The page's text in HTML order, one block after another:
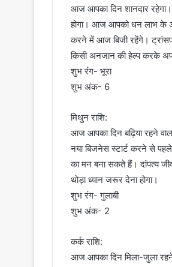
आज आपका दिन शानदार
होगा। आज आपको धन लाभ के
करने में आज बिजी रहेंगे।
किसी अनजान की हेल्प करके
शुभ रंग- भूरा
शुभ अंक- 6
मिथुन राशि:
आज आपका दिन बढ़िया रहने
नया बिजनेस स्टार्ट करने से
का मन बना सकते हैं। दांपत्य
थोड़ा ध्यान जरूर देना होगा।
शुभ रंग- गुलाबी
शुभ अंक- 2
कर्क राशि:
आज आपका दिन मिला-जुला रहने